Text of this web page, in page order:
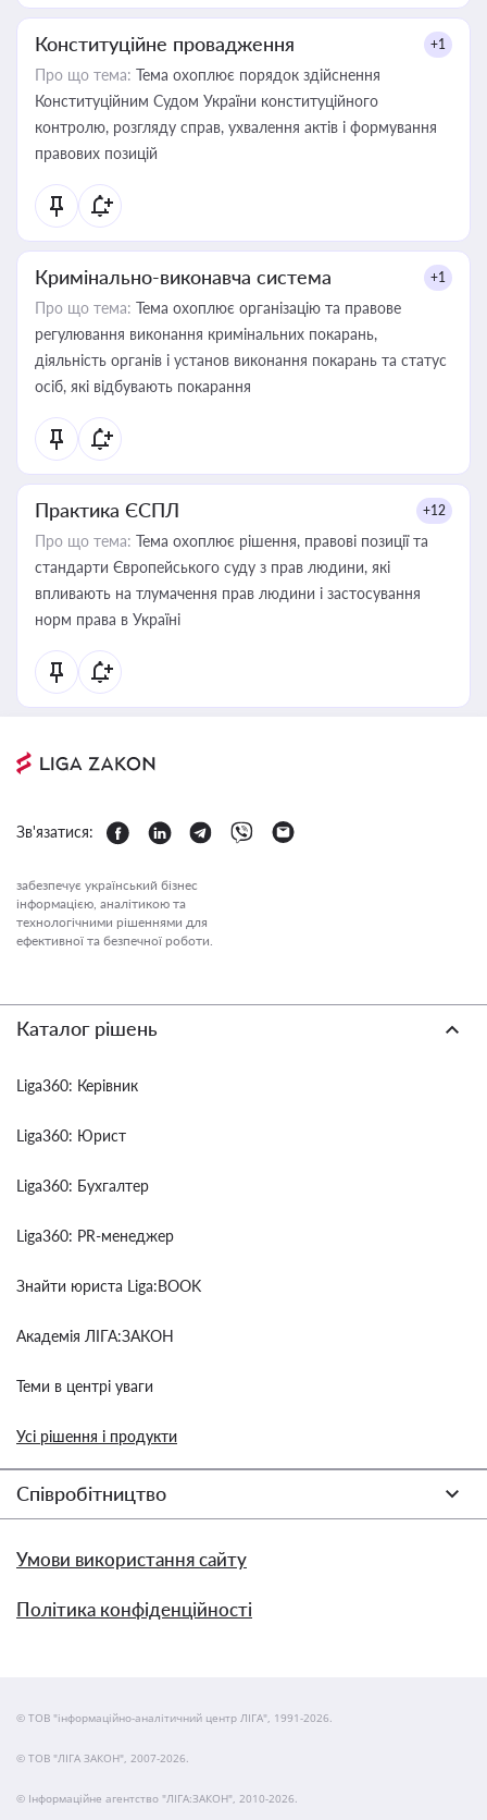
Конституційне провадження +1
Про що тема: Тема охоплює порядок здійснення
Конституційним Судом України конституційного
контролю, розгляду справ, ухвалення актів і формування
правових позицій
Кримінально-виконавча система +1
Про що тема: Тема охоплює організацію та правове
регулювання виконання кримінальних покарань,
діяльність органів і установ виконання покарань та статус
осіб, які відбувають покарання
Практика ЄСПЛ +12
Про що тема: Тема охоплює рішення, правові позиції та
стандарти Європейського суду з прав людини, які
впливають на тлумачення прав людини і застосування
норм права в Україні
Зв'язатися:
забезпечує український бізнес
інформацією, аналітикою та
технологічними рішеннями для
ефективної та безпечної роботи.
Каталог рішень
Liga360: Керівник
Liga360: Юрист
Liga360: Бухгалтер
Liga360: PR-менеджер
Знайти юриста Liga:BOOK
Академія ЛІГА:ЗАКОН
Теми в центрі уваги
Усі рішення і продукти
Співробітництво
Умови використання сайту
Політика конфіденційності
© ТОВ "інформаційно-аналітичний центр ЛІГА", 1991-2026.
© ТОВ "ЛІГА ЗАКОН", 2007-2026.
© Інформаційне агентство "ЛІГА:ЗАКОН", 2010-2026.